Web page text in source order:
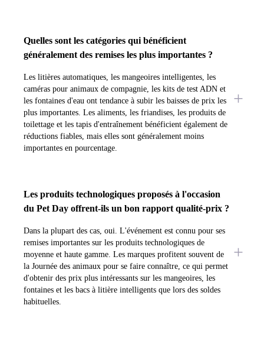
Quelles sont les catégories qui bénéficient
généralement des remises les plus importantes ?
Les litières automatiques, les mangeoires intelligentes, les
caméras pour animaux de compagnie, les kits de test ADN et
les fontaines d'eau ont tendance à subir les baisses de prix les
plus importantes. Les aliments, les friandises, les produits de
toilettage et les tapis d'entraînement bénéficient également de
réductions fiables, mais elles sont généralement moins
importantes en pourcentage.
Les produits technologiques proposés à l'occasion
du Pet Day offrent-ils un bon rapport qualité-prix ?
Dans la plupart des cas, oui. L'événement est connu pour ses
remises importantes sur les produits technologiques de
moyenne et haute gamme. Les marques profitent souvent de
la Journée des animaux pour se faire connaître, ce qui permet
d'obtenir des prix plus intéressants sur les mangeoires, les
fontaines et les bacs à litière intelligents que lors des soldes
habituelles.